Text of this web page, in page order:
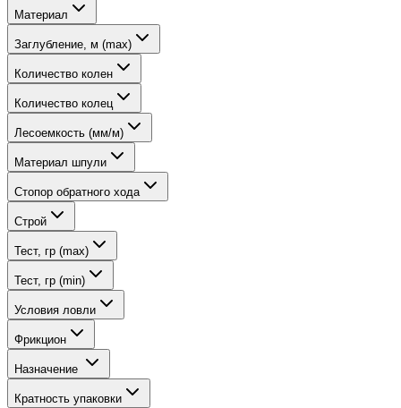
Материал
Заглубление, м (max)
Количество колен
Количество колец
Лесоемкость (мм/м)
Материал шпули
Стопор обратного хода
Строй
Тест, гр (max)
Тест, гр (min)
Условия ловли
Фрикцион
Назначение
Кратность упаковки